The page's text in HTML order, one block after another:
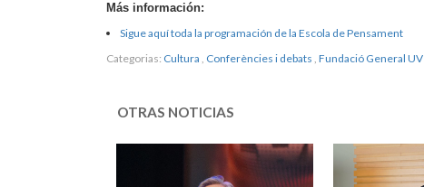
Más información:
Sigue aquí toda la programación de la Escola de Pensament
Categorias: Cultura Conferències i debats Fundació General UV
OTRAS NOTICIAS